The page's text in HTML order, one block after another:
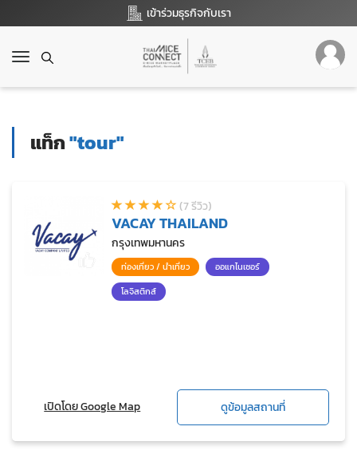
เข้าร่วมธุรกิจกับเรา
T
g
แท็ก"tour"
(7 รีวิว)
VACAY THAILAND
กรุงเทพมหานคร
ท่องเที่ยว / นำเที่ยว
ออแกไนเซอร์
โลจิสติกส์
เปิดโดย Google Map ดูข้อมูลสถานที่